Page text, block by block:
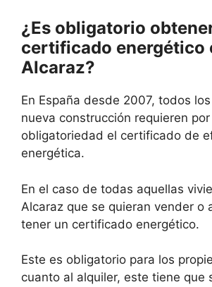
¿Es obligatorio
certificado energético
Alcaraz?
En España desde 2007, todos
nueva construcción requieren por
obligatoriedad el certificado de
energética.
En el caso de todas aquellas
Alcaraz que se quieran vender o
tener un certificado energético.
Este es obligatorio para los
cuanto al alquiler, este tiene que